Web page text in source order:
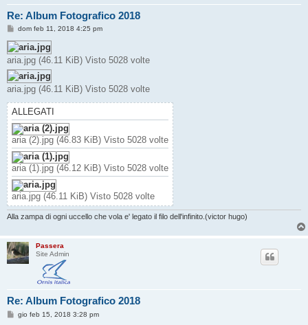
Re: Album Fotografico 2018
M
s
s
a
g
g
i
o
dom feb 11, 2018 4:25 pm
aria.jpg (46.11 KiB) Visto 5028 volte
aria.jpg (46.11 KiB) Visto 5028 volte
ALLEGATI
aria (2).jpg (46.83 KiB) Visto 5028 volte
aria (1).jpg (46.12 KiB) Visto 5028 volte
aria.jpg (46.11 KiB) Visto 5028 volte
Alla zampa di ogni uccello che vola e' legato il filo dell'infinito.(victor hugo)
Passera
Site Admin
Re: Album Fotografico 2018
Mgio feb 15, 2018 3:28 pm